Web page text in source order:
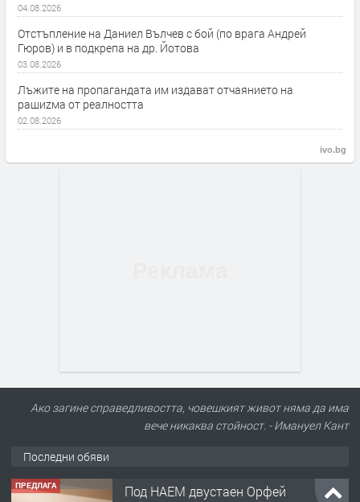
04.08.2026
Отстъпление на Даниел Вълчев с бой (по врага Андрей
Гюров) и в подкрепа на др. Йотова
03.08.2026
Лъжите на пропагандата им издават отчаянието на
рашиzма от реалността
02.08.2026
ivo.bg
Ако загине справедливостта, човешкият живот няма да има
вече никаква стойност. - Имануел Кант
Последни обяви
ПРЕДЛАГА Под НАЕМ двустаен Орфей